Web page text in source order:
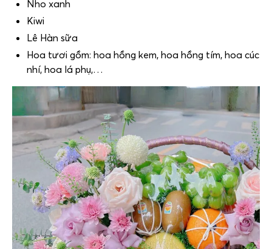
Nho xanh
Kiwi
Lê Hàn sữa
Hoa tươi gồm: hoa hồng kem, hoa hồng tím, hoa cúc
nhí, hoa lá phụ,…